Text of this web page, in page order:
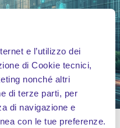
e l’utilizzo dei
di Cookie tecnici,
nonché altri
di terze parti, per
di navigazione e
con le tue preferenze.